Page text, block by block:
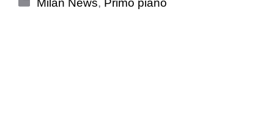
Milan News, Primo piano